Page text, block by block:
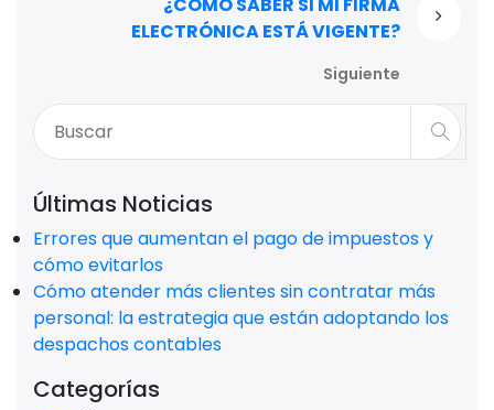
ELECTRÓNICA ESTÁ VIGENTE?
Siguiente
Últimas Noticias
Errores que aumentan el pago de impuestos y
cómo evitarlos
Cómo atender más clientes sin contratar más
personal: la estrategia que están adoptando los
despachos contables
Categorías